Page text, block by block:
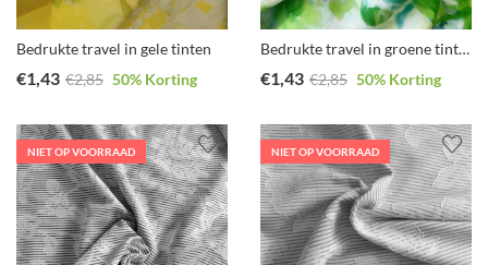
Bedrukte travel in gele tinten
€1,43 €2,85 50% Korting
Bedrukte travel in groene tinten
€1,43 €2,85 50% Korting
NIET OP VOORRAAD NIET OP VOORRAAD